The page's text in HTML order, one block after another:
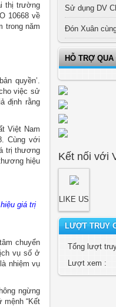
thị trường
10668 về
trong năm
quyền’.
việc sử
định rằng
Việt Nam
Cùng với
trị thương
hiệu
giá trị
chuyển
vụ số ở
nhiệm vụ
ngừng
mệnh “Kết
Sử dụng DV
Đón Xuân
HỖ TRỢ
Kết nối với
LIKE US
LƯỢT TRUY
Tổng lượt
Lượt xem :